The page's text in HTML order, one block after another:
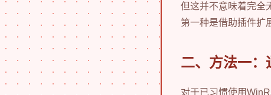
但这并不意味着完全
第一种是借助插件扩
二、方法一
对于已习惯使用